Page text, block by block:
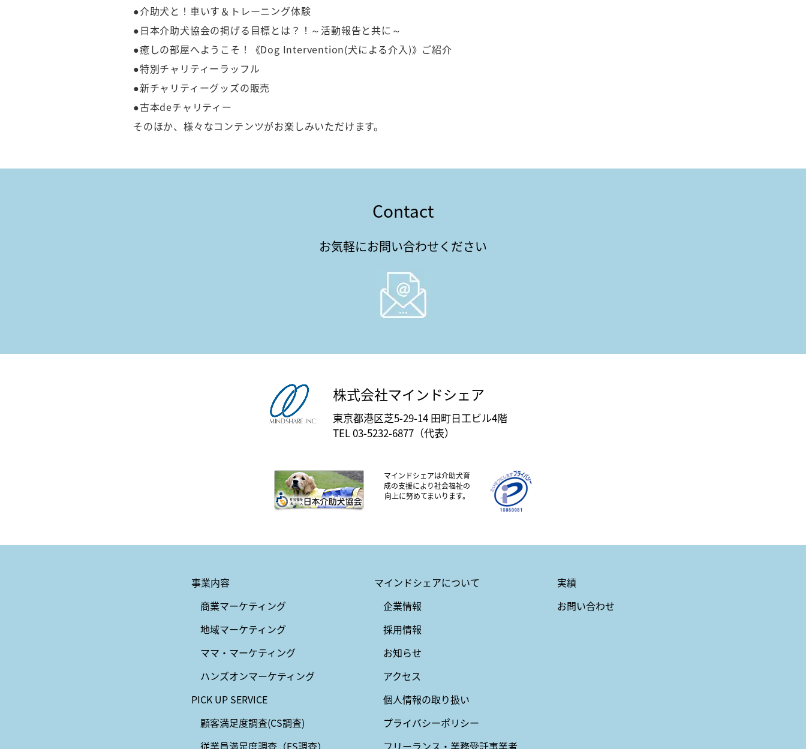
●介助犬と！車いす＆トレーニング体験
●日本介助犬協会の掲げる目標とは？！～活動報告と共に～
●癒しの部屋へようこそ！《Dog Intervention(犬による介入)》ご紹介
●特別チャリティーラッフル
●新チャリティーグッズの販売
●古本deチャリティー
そのほか、様々なコンテンツがお楽しみいただけます。
Contact
お気軽にお問い合わせください
株式会社マインドシェア
東京都港区芝5-29-14 田町日工ビル4階
TEL 03-5232-6877（代表）
マインドシェアは介助犬育
成の支援により社会福祉の
向上に努めてまいります。
事業内容
商業マーケティング
地域マーケティング
ママ・マーケティング
ハンズオンマーケティング
PICK UP SERVICE
顧客満足度調査(CS調査)
マインドシェアについて
企業情報
採用情報
お知らせ
アクセス
個人情報の取り扱い
プライバシーポリシー
実績
お問い合わせ